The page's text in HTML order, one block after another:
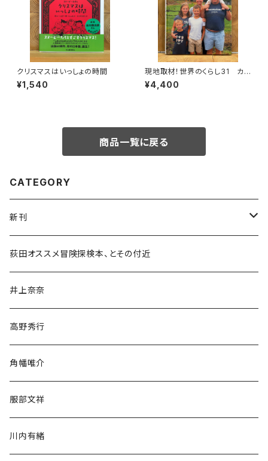
クリスマスはいっしょの時間
¥1,540
現地取材！世界のくらし31 カナ
ダ
¥4,400
商品一覧に戻る
CATEGORY
新刊
和書
文学・小説・物語
随筆・ノンフィクション・その他
荻田オススメ冒険探検本、とその付近
井上奈奈
高野秀行
角幡唯介
服部文祥
川内有緒